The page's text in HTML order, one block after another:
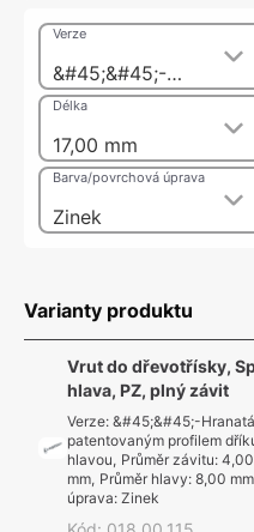
&#45;&#45;-Hranatá špička s patentovaným profilem dříku a víceúčelovou hlavou
Verze
17,00 mm
Délka
Zinek
Barva/povrchová úprava
Varianty produktu
Vrut do dřevotřísky,
hlava, PZ, plný závit
Verze: &#45;&#45;-
patentovaným profilem
hlavou, Průměr závitu:
mm, Průměr hlavy: 8,00 mm
úprava: Zinek